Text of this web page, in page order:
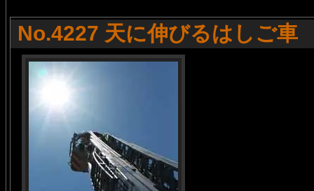
No.4227 天に伸びるはしご車